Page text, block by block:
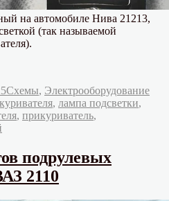
на автомобиле Нива 21213,
(так называемой
Рубрики
Схемы, Электрооборудование
, лампа подсветки,
, прикуриватель,
прикуривателя
автомобиля
подрулевых
2110